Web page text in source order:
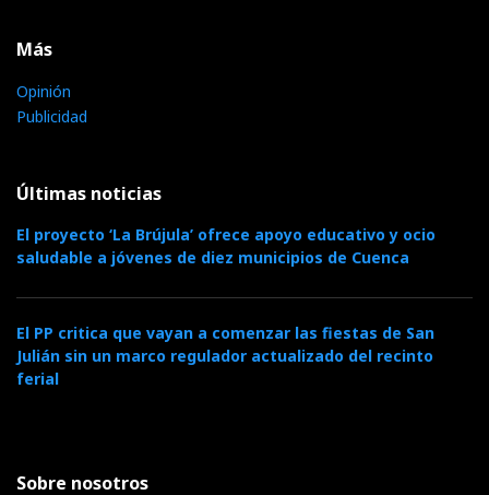
Más
Opinión
Publicidad
Últimas noticias
El proyecto ‘La Brújula’ ofrece apoyo educativo y ocio
saludable a jóvenes de diez municipios de Cuenca
El PP critica que vayan a comenzar las fiestas de San
Julián sin un marco regulador actualizado del recinto
ferial
Sobre nosotros